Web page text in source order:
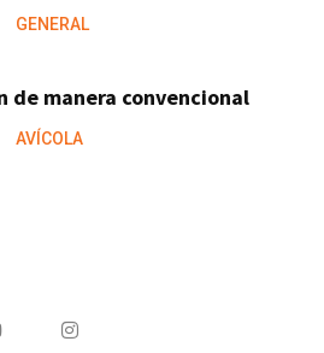
GENERAL
de manera convencional
AVÍCOLA